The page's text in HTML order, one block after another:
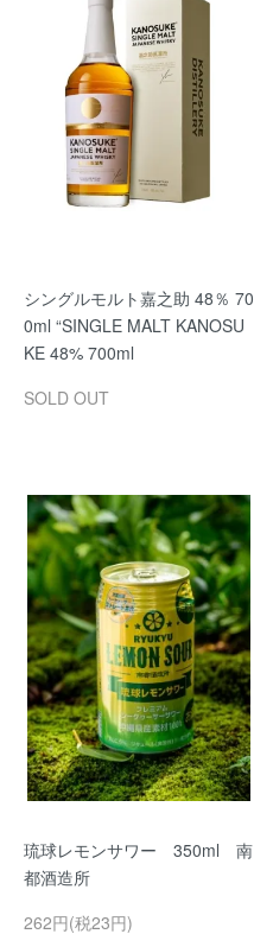
シングルモルト嘉之助 48％ 70
0ml “SINGLE MALT KANOSU
KE 48% 700ml
SOLD OUT
琉球レモンサワー 350ml 南
都酒造所
262円(税23円)